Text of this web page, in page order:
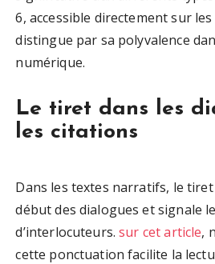
6, accessible directement sur les
distingue par sa polyvalence
numérique.
Le tiret dans les
les citations
Dans les textes narratifs, le
début des dialogues et signale
d’interlocuteurs.sur cet article,
cette ponctuation facilite la